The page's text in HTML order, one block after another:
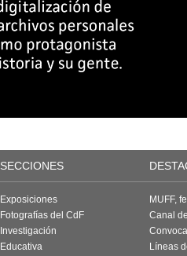
SECCIONES
Exposiciones
Fotografías del CdF
Investigación
Educativa
MUFF,
Canal
Líneas